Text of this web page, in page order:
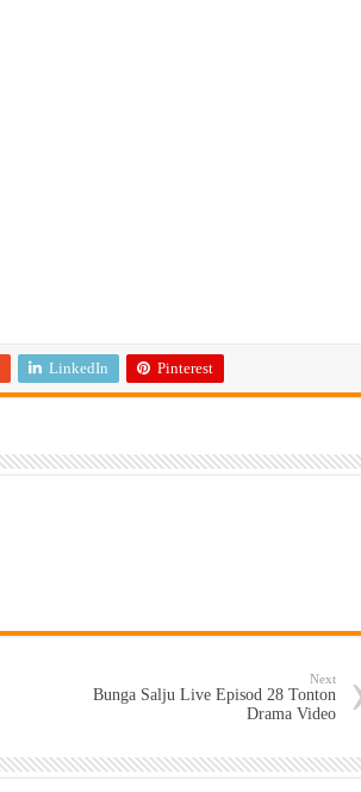
LinkedIn Pinterest
Next
Bunga Salju Live Episod 28 Tonton
Drama Video